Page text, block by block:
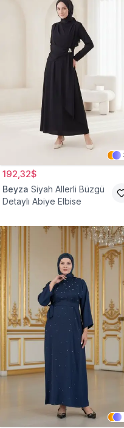
192,32$
Beyza Siyah Allerli Büzgü
Detaylı Abiye Elbise